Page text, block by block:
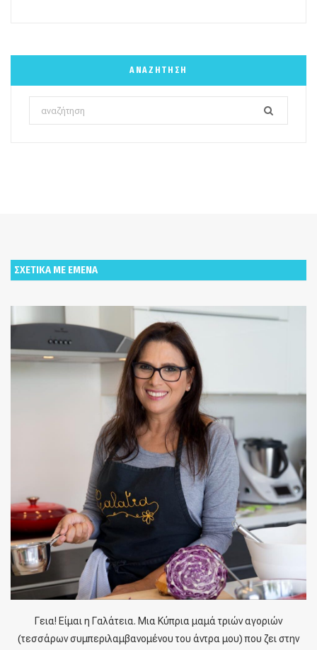
ΑΝΑΖΉΤΗΣΗ
Search
for:
ΣΧΕΤΙΚΑ ΜΕ ΕΜΕΝΑ
Γεια! Είμαι η Γαλάτεια. Μια Κύπρια μαμά τριών αγοριών
(τεσσάρων συμπεριλαμβανομένου του άντρα μου) που ζει στην